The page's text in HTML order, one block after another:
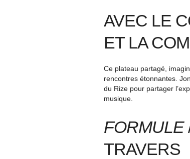
AVEC LE
ET LA
Ce plateau partagé,
rencontres étonnantes.
du Rize pour partager
musique.
FORMULE
TRAVERS